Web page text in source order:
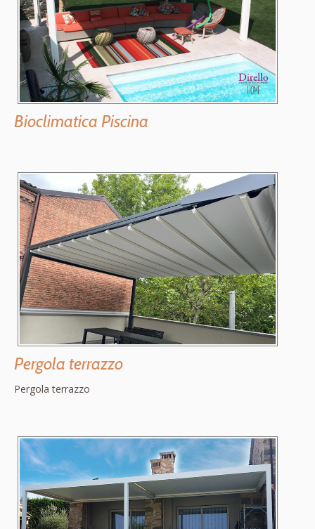
Bioclimatica Piscina
Pergola terrazzo
Pergola terrazzo